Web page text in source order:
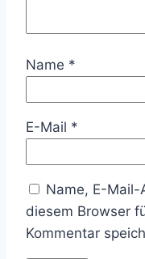
Name *
E-Mail *
Name, E-Mail-
diesem Browser
Kommentar